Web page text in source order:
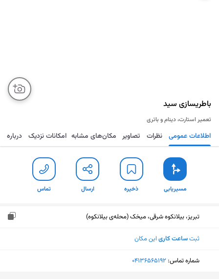
باطریسازی سید
تعمیر استارت، دینام و باتری
مسیریابی ذخیره ارسال تماس اطلاعات عمومی نظرات تصاویر مکان‌های مشابه امکانات نزدیک درباره
مسیریابی ذخیره ارسال تماس
تبریز، بیلانکوه شرقی، میخک (محله‌ی بیلانکوه)
ثبتساعت کاری این مکان
شماره تماس: ‎04136565192